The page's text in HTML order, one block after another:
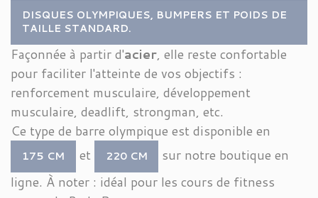
DISQUES OLYMPIQUES, BUMPERS ET POIDS DE
TAILLE STANDARD.
Façonnée à partir d'acier, elle reste confortable
pour faciliter l'atteinte de vos objectifs :
renforcement musculaire, développement
musculaire, deadlift, strongman, etc.
Ce type de barre olympique est disponible en
175 CM et 220 CM
sur notre boutique en
ligne. À noter : idéal pour les cours de fitness